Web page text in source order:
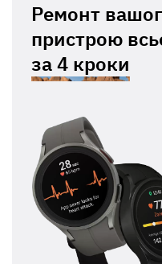
Ремонт
пристрою
за4 кроки